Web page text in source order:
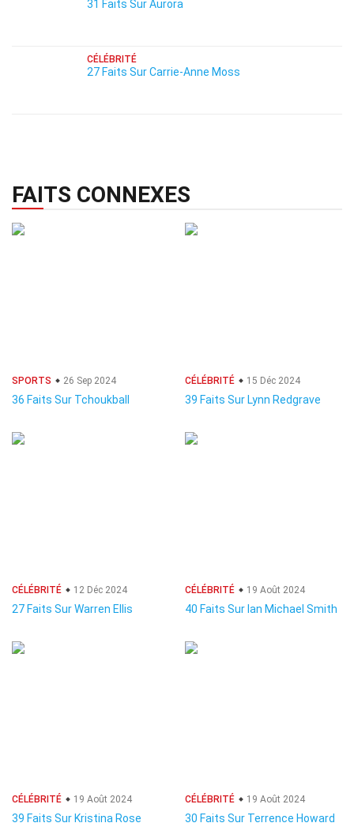
31 Faits Sur Aurora
CÉLÉBRITÉ
27 Faits Sur Carrie-Anne Moss
FAITS CONNEXES
SPORTS 26 Sep 2024
36 Faits Sur Tchoukball
CÉLÉBRITÉ 15 Déc 2024
39 Faits Sur Lynn Redgrave
CÉLÉBRITÉ 12 Déc 2024
27 Faits Sur Warren Ellis
CÉLÉBRITÉ 19 Août 2024
40 Faits Sur Ian Michael Smith
CÉLÉBRITÉ 19 Août 2024
39 Faits Sur Kristina Rose
CÉLÉBRITÉ 19 Août 2024
30 Faits Sur Terrence Howard